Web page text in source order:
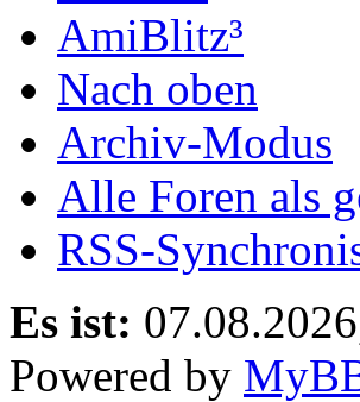
AmiBlitz³
Nach oben
Archiv-Modus
Alle Foren als
RSS-
Es ist:
Powered by